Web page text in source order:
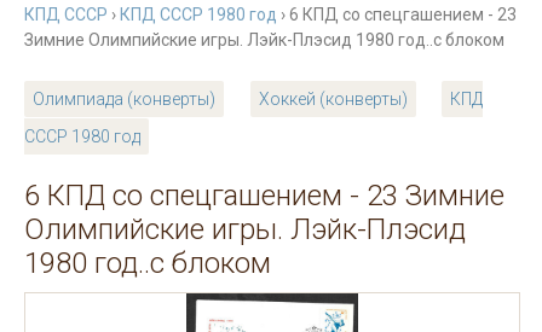
КПД СССР › КПД СССР 1980 год › 6 КПД со спецгашением - 23
Зимние Олимпийские игры. Лэйк-Плэсид 1980 год..с блоком
Олимпиада (конверты) Хоккей (конверты)
КПД
СССР 1980 год
6 КПД со спецгашением - 23 Зимние
Олимпийские игры. Лэйк-Плэсид
1980 год..с блоком